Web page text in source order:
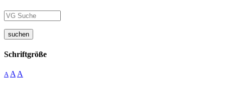
suchen
Schriftgröße
A A A